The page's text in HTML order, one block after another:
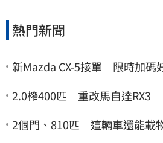
熱門新聞
新Mazda CX-5接單 限時加碼
2.0榨400匹 重改馬自達RX3
2個門、810匹 這輛車還能載